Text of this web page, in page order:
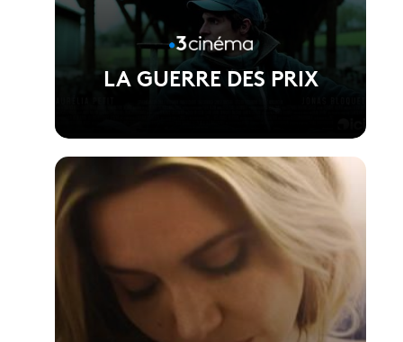
LA GUERRE DES PRIX
Réalisé par Anthony Dechaux
Voir la fiche du film